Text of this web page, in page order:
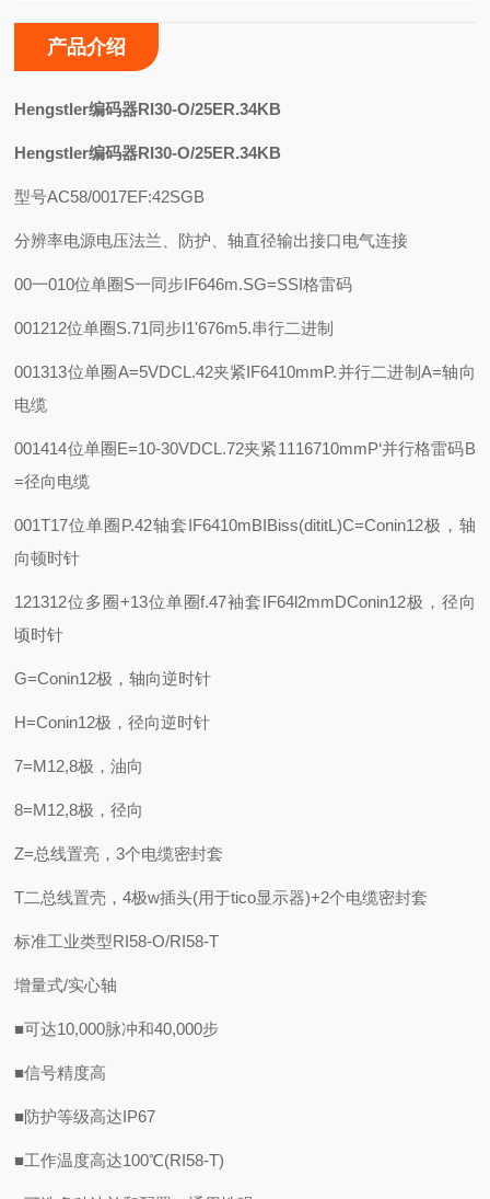
产品介绍
Hengstler编码器RI30-O/25ER.34KB
Hengstler编码器RI30-O/25ER.34KB
型号AC58/0017EF:42SGB
分辨率电源电压法兰、防护、轴直径输出接口电气连接
00一010位单圈S一同步IF646m.SG=SSI格雷码
001212位单圈S.71同步I1'676m5.串行二进制
001313位单圈A=5VDCL.42夹紧IF6410mmP.并行二进制A=轴向
电缆
001414位单圈E=10-30VDCL.72夹紧1116710mmP‘并行格雷码B
=径向电缆
001T17位单圈 P.42轴套IF6410mBIBiss(dititL)C=Conin12极，轴
向顿时针
121312位多圈+13位单圈f.47袖套IF64l2mmDConin12极，径向
顷时针
G=Conin12极，轴向逆时针
H=Conin12极，径向逆时针
7=M12,8极，油向
8=M12,8极，径向
Z=总线置亮，3个电缆密封套
T二总线置壳，4极w插头(用于tico显示器)+2个电缆密封套
标准工业类型RI58-O/RI58-T
增量式/实心轴
■可达10,000脉冲和40,000步
■信号精度高
■防护等级高达IP67
■工作温度高达100℃(RI58-T)